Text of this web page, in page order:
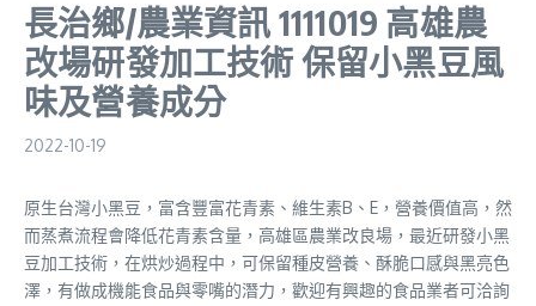
長治鄉/農業資訊 1111019 高雄農
改場研發加工技術 保留小黑豆風
味及營養成分
2022-10-19
原生台灣小黑豆，富含豐富花青素、維生素B、E，營養價值高，然
而蒸煮流程會降低花青素含量，高雄區農業改良場，最近研發小黑
豆加工技術，在烘炒過程中，可保留種皮營養、酥脆口感與黑亮色
澤，有做成機能食品與零嘴的潛力，歡迎有興趣的食品業者可洽詢